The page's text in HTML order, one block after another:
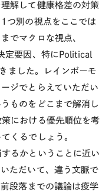
解して健康格差の対策
1 つ別の視点をここでは
でマクロな視点、
定要因、特に Political
ました。レインボーモ
ジでとらえていただい
ものをどこまで解消し
における優先順位を考
くるでしょう。
るかということに近い
ただいて、違う文脈で
段落までの議論は疫学